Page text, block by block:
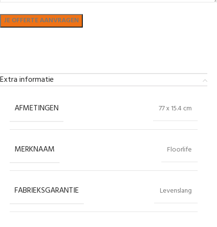
Extra informatie
AFMETINGEN 77 x 15.4 cm
MERKNAAM Floorlife
FABRIEKSGARANTIE Levenslang